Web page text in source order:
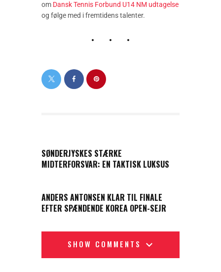
om Dansk Tennis Forbund U14 NM udtagelse
og følge med i fremtidens talenter.
SØNDERJYSKES STÆRKE
MIDTERFORSVAR: EN TAKTISK LUKSUS
ANDERS ANTONSEN KLAR TIL FINALE
EFTER SPÆNDENDE KOREA OPEN-SEJR
SHOW COMMENTS